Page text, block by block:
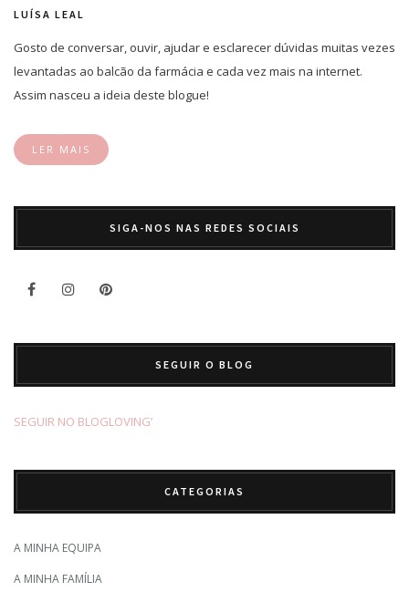
LUÍSA LEAL
Gosto de conversar, ouvir, ajudar e esclarecer dúvidas muitas vezes
levantadas ao balcão da farmácia e cada vez mais na internet.
Assim nasceu a ideia deste blogue!
LER MAIS
SIGA-NOS NAS REDES SOCIAIS
SEGUIR O BLOG
SEGUIR NO BLOGLOVING’
CATEGORIAS
A MINHA EQUIPA
A MINHA FAMÍLIA